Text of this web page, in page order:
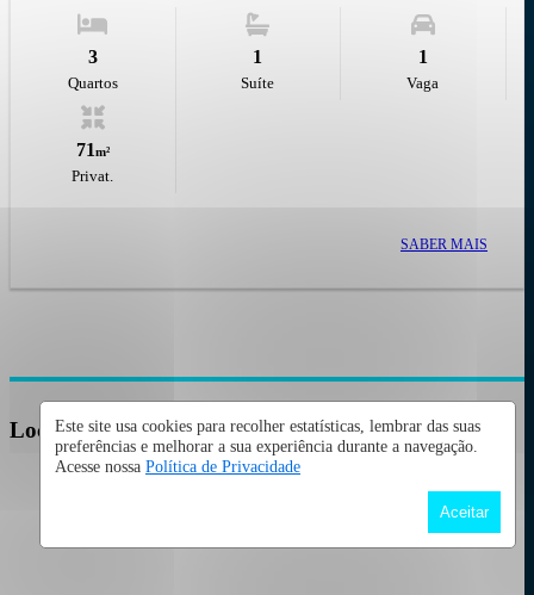
Este site usa cookies para recolher estatísticas, lembrar das suas
preferências e melhorar a sua experiência durante a navegação.
Acesse nossa Política de Privacidade
Aceitar
3
Quartos
1
Suíte
1
Vaga
71m²
Privat.
SABER MAIS
Localização
Rua Emiliano Braga, 1019, Varzea - Recife/PE